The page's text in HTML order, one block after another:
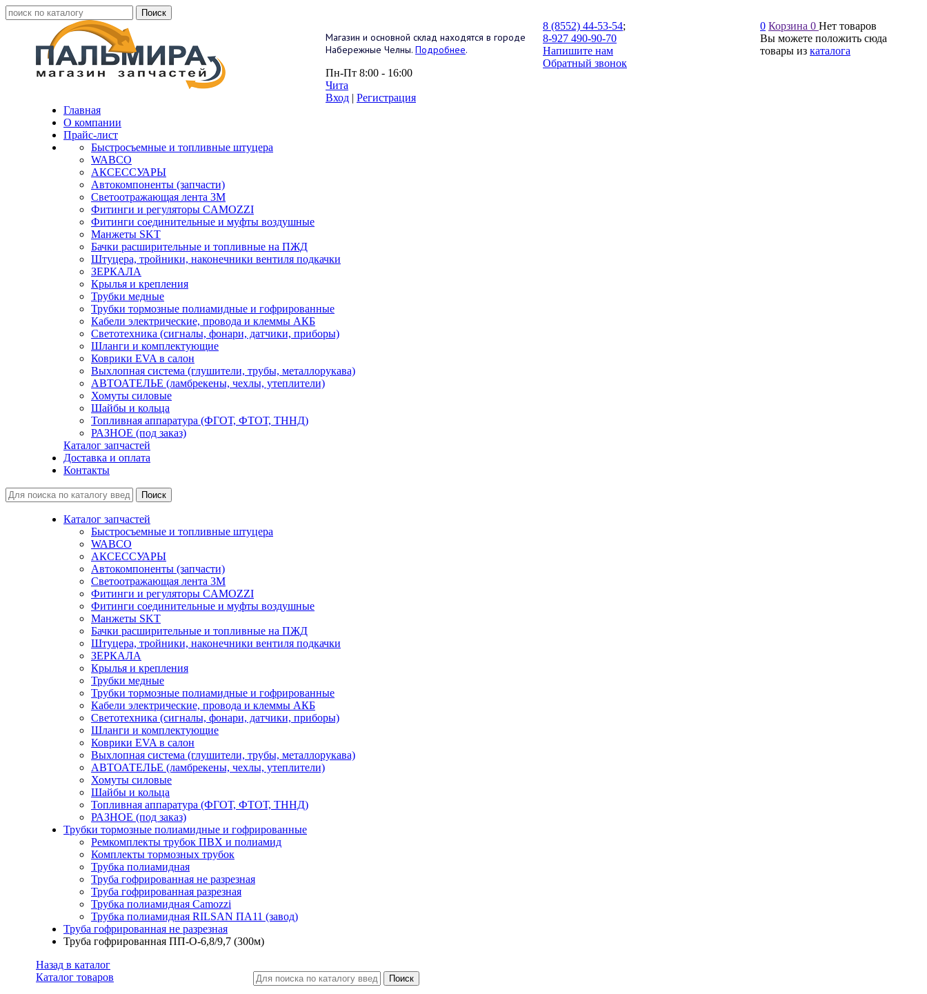
Магазин и основной склад находятся в городе
Набережные Челны. Подробнее.
Пн-Пт 8:00 - 16:00
Чита
Вход | Регистрация
8 (8552) 44-53-54;
8-927 490-90-70
Напишите нам
Обратный звонок
0 Корзина 0 Нет товаров
Вы можете положить сюда
товары из каталога
Главная
О компании
Прайс-лист
Быстросъемные и топливные штуцера
WABCO
АКСЕССУАРЫ
Автокомпоненты (запчасти)
Светоотражающая лента 3М
Фитинги и регуляторы CAMOZZI
Фитинги соединительные и муфты воздушные
Манжеты SKT
Бачки расширительные и топливные на ПЖД
Штуцера, тройники, наконечники вентиля подкачки
ЗЕРКАЛА
Крылья и крепления
Трубки медные
Трубки тормозные полиамидные и гофрированные
Кабели электрические, провода и клеммы АКБ
Светотехника (сигналы, фонари, датчики, приборы)
Шланги и комплектующие
Коврики EVA в салон
Выхлопная система (глушители, трубы, металлорукава)
АВТОАТЕЛЬЕ (ламбрекены, чехлы, утеплители)
Хомуты силовые
Шайбы и кольца
Топливная аппаратура (ФГОТ, ФТОТ, ТННД)
РАЗНОЕ (под заказ)
Каталог запчастей
Доставка и оплата
Контакты
Каталог запчастей
Быстросъемные и топливные штуцера
WABCO
АКСЕССУАРЫ
Автокомпоненты (запчасти)
Светоотражающая лента 3М
Фитинги и регуляторы CAMOZZI
Фитинги соединительные и муфты воздушные
Манжеты SKT
Бачки расширительные и топливные на ПЖД
Штуцера, тройники, наконечники вентиля подкачки
ЗЕРКАЛА
Крылья и крепления
Трубки медные
Трубки тормозные полиамидные и гофрированные
Кабели электрические, провода и клеммы АКБ
Светотехника (сигналы, фонари, датчики, приборы)
Шланги и комплектующие
Коврики EVA в салон
Выхлопная система (глушители, трубы, металлорукава)
АВТОАТЕЛЬЕ (ламбрекены, чехлы, утеплители)
Хомуты силовые
Шайбы и кольца
Топливная аппаратура (ФГОТ, ФТОТ, ТННД)
РАЗНОЕ (под заказ)
Трубки тормозные полиамидные и гофрированные
Ремкомплекты трубок ПВХ и полиамид
Комплекты тормозных трубок
Трубка полиамидная
Труба гофрированная не разрезная
Труба гофрированная разрезная
Трубка полиамидная Camozzi
Трубка полиамидная RILSAN ПА11 (завод)
Труба гофрированная не разрезная
Труба гофрированная ПП-О-6,8/9,7 (300м)
Назад в каталог
Каталог товаров